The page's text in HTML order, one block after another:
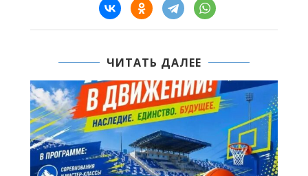
ЧИТАТЬ ДАЛЕЕ